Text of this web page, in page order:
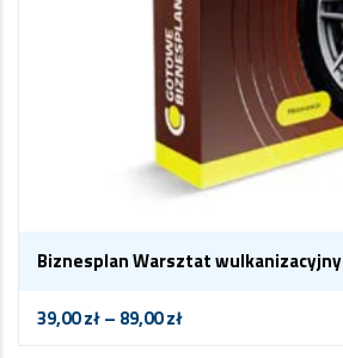
Biznesplan Warsztat wulkanizacyjny
39,00zł– 89,00zł